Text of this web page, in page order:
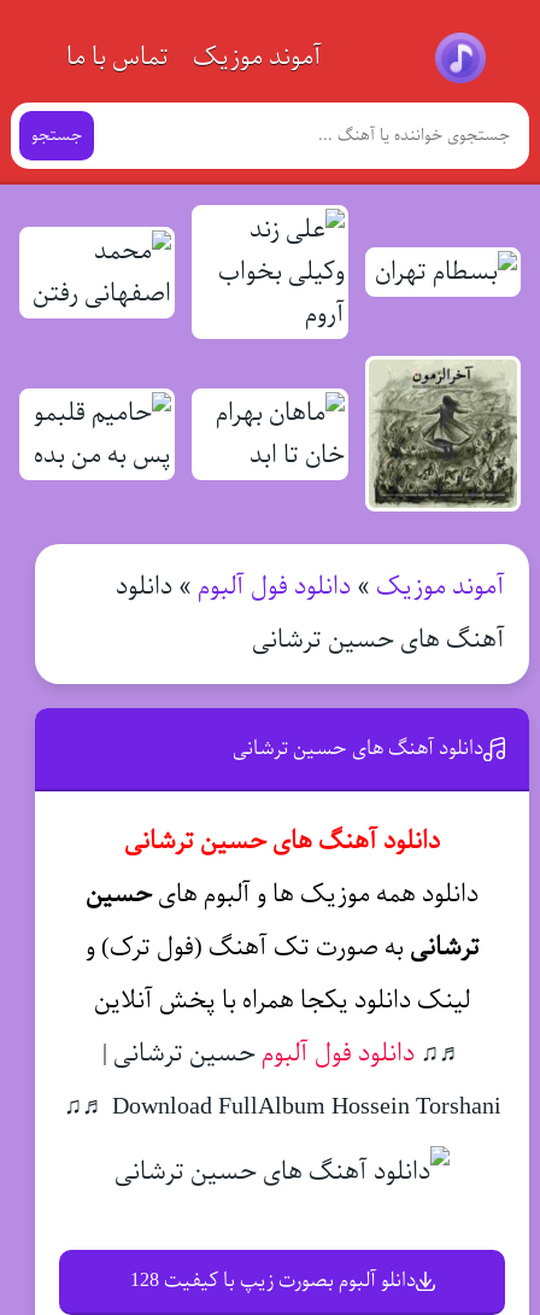
آموند موزیک تماس با ما
جستجو
آموند موزیک »دانلود فول آلبوم »دانلود
آهنگ های حسین ترشانی
دانلود آهنگ های حسین ترشانی
دانلود آهنگ های حسین ترشانی
دانلود همه موزیک ها و آلبوم هایحسین
ترشانی به صورت تک آهنگ (فول ترک) و
لینک دانلود یکجا همراه با پخش آنلاین
♬♫دانلود فول آلبومحسین ترشانی |
Download FullAlbum Hossein Torshani ♬♫
دانلو آلبوم بصورت زیپ با کیفیت 128